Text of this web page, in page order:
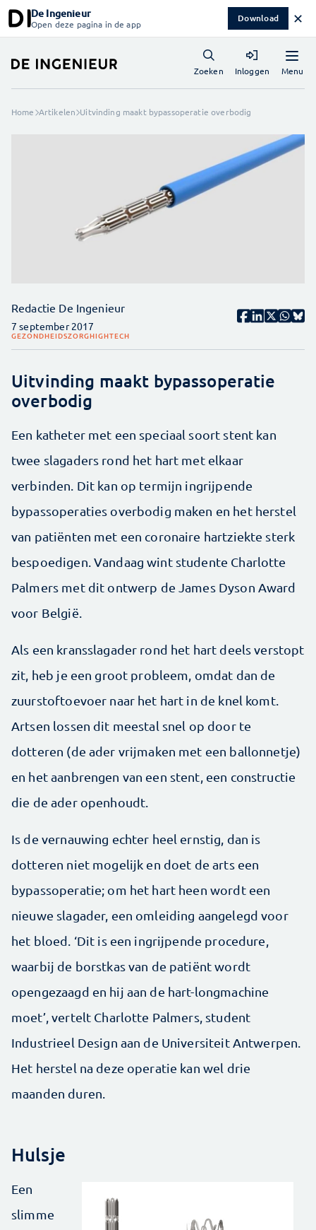
De Ingenieur
Open deze pagina in de app Download ✕
Menu
Zoeken Inloggen
Home Artikelen Uitvinding maakt bypassoperatie overbodig
Redactie De Ingenieur
7 september 2017
GEZONDHEIDSZORGHIGHTECH
Uitvinding maakt bypassoperatie
overbodig
Een katheter met een speciaal soort stent kan
twee slagaders rond het hart met elkaar
verbinden. Dit kan op termijn ingrijpende
bypassoperaties overbodig maken en het herstel
van patiënten met een coronaire hartziekte sterk
bespoedigen. Vandaag wint studente Charlotte
Palmers met dit ontwerp de James Dyson Award
voor België.
Als een kransslagader rond het hart deels verstopt
zit, heb je een groot probleem, omdat dan de
zuurstoftoevoer naar het hart in de knel komt.
Artsen lossen dit meestal snel op door te
dotteren (de ader vrijmaken met een ballonnetje)
en het aanbrengen van een stent, een constructie
die de ader openhoudt.
Is de vernauwing echter heel ernstig, dan is
dotteren niet mogelijk en doet de arts een
bypassoperatie; om het hart heen wordt een
nieuwe slagader, een omleiding aangelegd voor
het bloed. ‘Dit is een ingrijpende procedure,
waarbij de borstkas van de patiënt wordt
opengezaagd en hij aan de hart-longmachine
moet’, vertelt Charlotte Palmers, student
Industrieel Design aan de Universiteit Antwerpen.
Het herstel na deze operatie kan wel drie
maanden duren.
Hulsje
Een
slimme